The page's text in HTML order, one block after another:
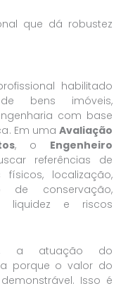
que dá robustez
habilitado
bens imóveis,
com base
Em uma Avaliação
, o Engenheiro
referências de
localização,
de conservação,
liquidez e riscos
a atuação do
porque o valor do
Isso é